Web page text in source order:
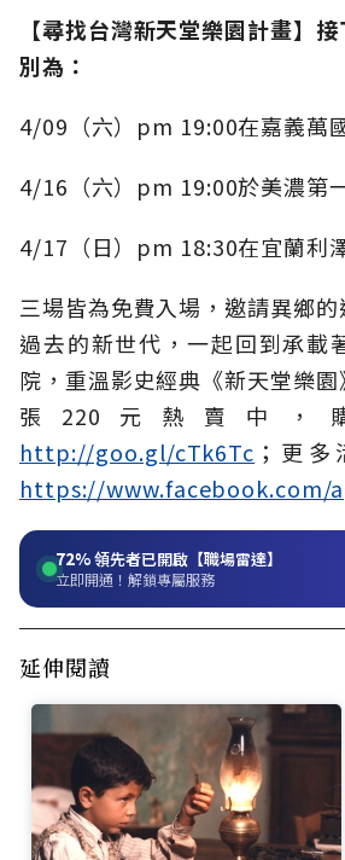
【尋找台灣新天堂樂園計畫】
別為：
4/09（六）pm 19:00在嘉義萬
4/16（六）pm 19:00於美濃第
4/17（日）pm 18:30在宜蘭利
三場皆為免費入場，邀請異鄉
過去的新世代，一起回到承載
院，重溫影史經典《新天堂樂
張220元熱賣中，
http://goo.gl/cTk6Tc ；更多
https://www.facebook.com/
72%領先者已開啟【職場雷達】
立即開通！解鎖專屬服務
延伸閱讀